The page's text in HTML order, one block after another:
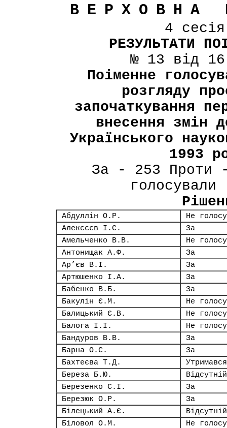
ВЕРХОВНА
4
РЕЗУЛЬТАТИ
№ 13 від
Поіменне
розгляду
започаткування
внесення змін
Українського
1993
За - 253 Проти
Абдуллін О.Р.
Не
Алексєєв І.С.
За
Амельченко В.В.
Не
Антонищак А.Ф.
За
Ар’єв В.І.
За
Артюшенко І.А.
За
Бабенко В.Б.
За
Бакулін Є.М.
Не
Балицький Є.В.
Не
Балога І.І.
Не
Бандуров В.В.
За
Барна О.С.
За
Бахтеєва Т.Д.
Утримався
Береза Б.Ю.
Відсутній
Березенко С.І.
За
Березюк О.Р.
За
Білецький А.Є.
Відсутній
Біловол О.М.
Не